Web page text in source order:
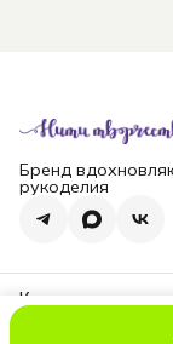
Бренд
рукоделия
Контакты